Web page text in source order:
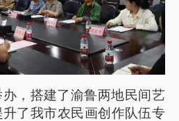
，搭建了渝鲁两地民间艺
了我市农民画创作队伍专